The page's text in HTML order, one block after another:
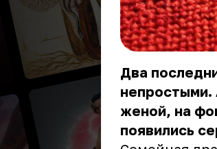
Два
непростыми.
женой, на
появились